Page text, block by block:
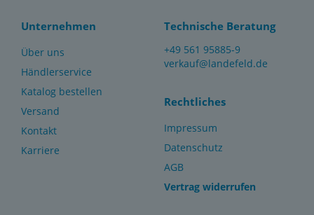
Unternehmen
Über uns
Händlerservice
Katalog bestellen
Versand
Kontakt
Karriere
Technische Beratung
+49 561 95885-9
verkauf@landefeld.de
Rechtliches
Impressum
Datenschutz
AGB
Vertrag widerrufen